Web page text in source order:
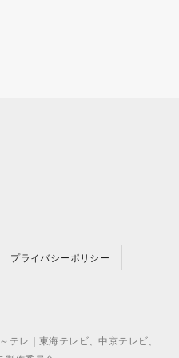
プライバシーポリシー
レ｜東海テレビ、中京テレビ、